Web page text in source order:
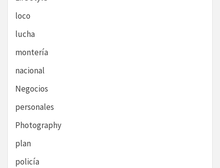
loco
lucha
montería
nacional
Negocios
personales
Photography
plan
policía